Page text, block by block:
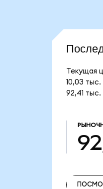
Текущая
10,03
92,41 тыс.